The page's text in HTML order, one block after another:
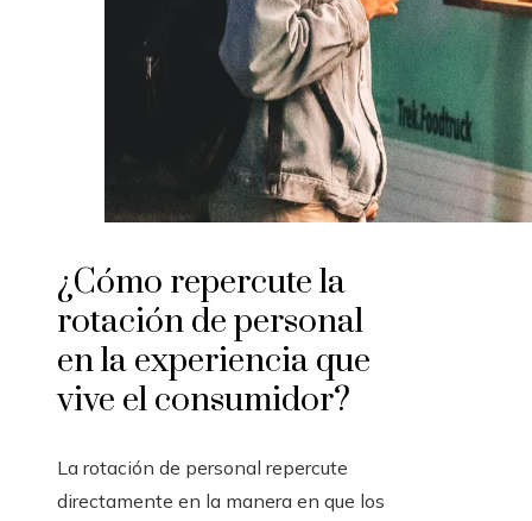
¿Cómo repercute la
rotación de personal
en la experiencia que
vive el consumidor?
La rotación de personal repercute
directamente en la manera en que los